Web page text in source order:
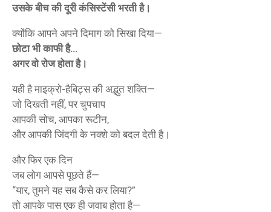
उसके बीच की दूरी कंसिस्टेंसी भरती है।
क्योंकि आपने अपने दिमाग को सिखा दिया—
छोटा भी काफी है…
अगर वो रोज होता है।
यही है माइक्रो-हैबिट्स की अद्भुत शक्ति—
जो दिखती नहीं, पर चुपचाप
आपकी सोच, आपका रूटीन,
और आपकी जिंदगी के नक्शे को बदल देती है।
और फिर एक दिन
जब लोग आपसे पूछते हैं—
“यार, तुमने यह सब कैसे कर लिया?”
तो आपके पास एक ही जवाब होता है—